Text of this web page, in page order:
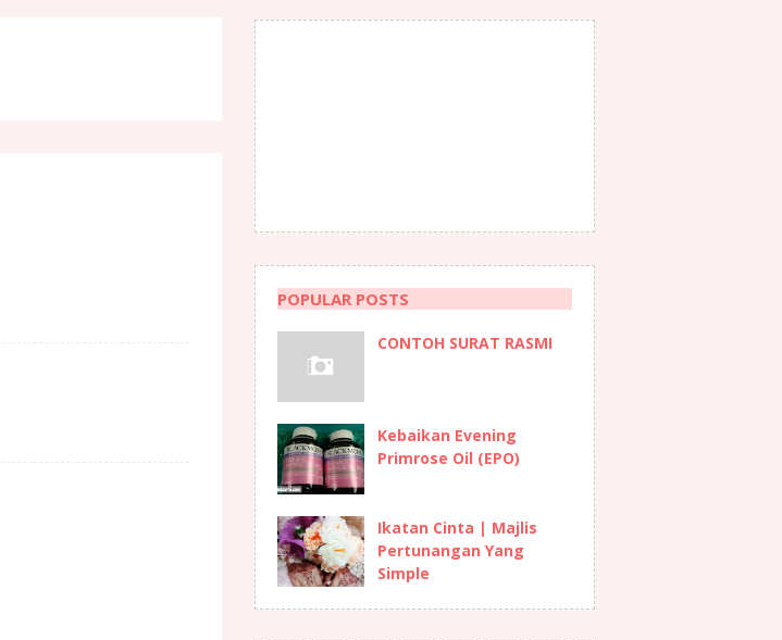
POPULAR POSTS
CONTOH SURAT RASMI
Kebaikan Evening
Primrose Oil (EPO)
Ikatan Cinta | Majlis
Pertunangan Yang
Simple